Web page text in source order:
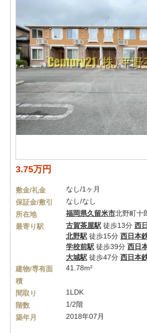
3.75万円
敷金/礼金
なし/1ヶ月
保証金/敷引
なし/なし
所在地
福岡県久留米市北野町十
最寄り駅
古賀茶屋駅 徒歩13分 西
北野駅 徒歩15分 西日本
学校前駅 徒歩39分 西日
大城駅 徒歩47分 西日本
建物/専有面
積
41.78m²
間取り
1LDK
階数
1/2階
築年月
2018年07月